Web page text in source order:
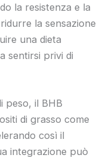
la resistenza e la
la sensazione
una dieta
sentirsi privi di
peso, il BHB
di grasso come
così il
integrazione può